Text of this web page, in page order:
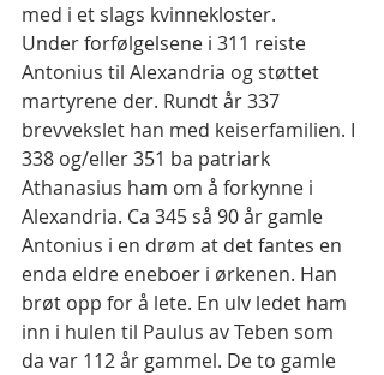
med i et slags kvinnekloster.
Under forfølgelsene i 311 reiste
Antonius til Alexandria og støttet
martyrene der. Rundt år 337
brevvekslet han med keiserfamilien. I
338 og/eller 351 ba patriark
Athanasius ham om å forkynne i
Alexandria. Ca 345 så 90 år gamle
Antonius i en drøm at det fantes en
enda eldre eneboer i ørkenen. Han
brøt opp for å lete. En ulv ledet ham
inn i hulen til Paulus av Teben som
da var 112 år gammel. De to gamle